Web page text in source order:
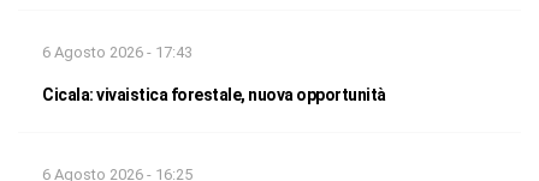
6 Agosto 2026 - 17:43
Cicala: vivaistica forestale, nuova opportunità
6 Agosto 2026 - 16:25